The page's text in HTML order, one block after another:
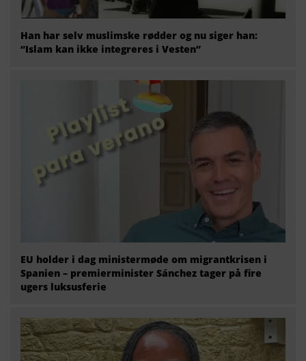
Han har selv muslimske rødder og nu siger han:
“Islam kan ikke integreres i Vesten”
EU holder i dag ministermøde om migrantkrisen i
Spanien – premierminister Sánchez tager på fire
ugers luksusferie